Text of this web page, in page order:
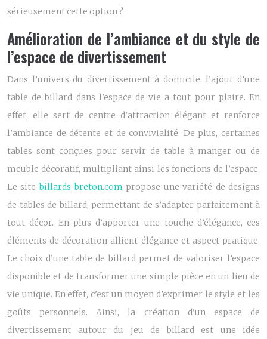
sérieusement cette option ?
Amélioration de l’ambiance et du style de
l’espace de divertissement
Dans l’univers du divertissement à domicile, l’ajout d’une
table de billard dans l’espace de vie a tout pour plaire. En
effet, elle sert de centre d’attraction élégant et renforce
l’ambiance de détente et de convivialité. De plus, certaines
tables sont conçues pour servir de table à manger ou de
meuble décoratif, multipliant ainsi les fonctions de l’espace.
Le sitebillards-breton.com propose une variété de designs
de tables de billard, permettant de s’adapter parfaitement à
tout décor. En plus d’apporter une touche d’élégance, ces
éléments de décoration allient élégance et aspect pratique.
Le choix d’une table de billard permet de valoriser l’espace
disponible et de transformer une simple pièce en un lieu de
vie unique. En effet, c’est un moyen d’exprimer le style et les
goûts personnels. Ainsi, la création d’un espace de
divertissement autour du jeu de billard est une idée